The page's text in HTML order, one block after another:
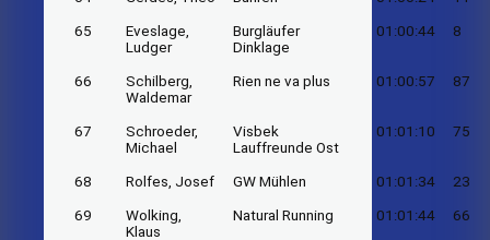
65
Eveslage,
Ludger
Burgläufer
Dinklage
01:00:44 8
66
Schilberg,
Waldemar
Rien ne va plus 01:00:57 87
67
Schroeder,
Michael
Visbek
Lauffreunde Ost
01:01:10 75
68 Rolfes, Josef GW Mühlen 01:01:34 23
69
Wolking,
Klaus
Natural Running 01:01:44 66